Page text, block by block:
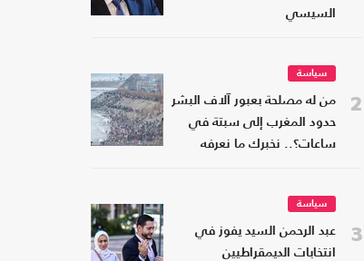
السيسي
2
سياسة
من له مصلحة بعبور آلاف البشر
حدود المغرب إلى سبتة في
ساعات؟.. نخبرك ما نعرفه
3
سياسة
عبد الرحمن السيد يفوز في
انتخابات الديمقراطيين